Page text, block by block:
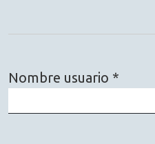
Nombre usuario *